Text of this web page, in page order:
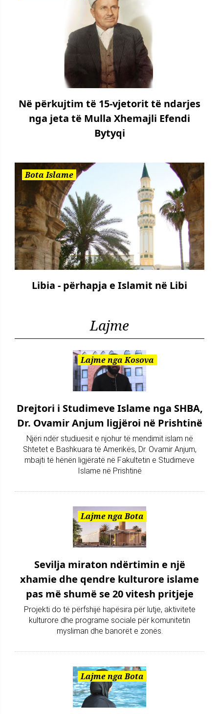
Në përkujtim të 15-vjetorit të ndarjes
nga jeta të Mulla Xhemajli Efendi
Bytyqi
Bota Islame
Libia - përhapja e Islamit në Libi
Lajme
Lajme nga Kosova
Drejtori i Studimeve Islame nga SHBA,
Dr. Ovamir Anjum ligjëroi në Prishtinë
Njëri ndër studiuesit e njohur të mendimit islam në
Shtetet e Bashkuara të Amerikës, Dr. Ovamir Anjum,
mbajti të hënën ligjëratë në Fakultetin e Studimeve
Islame në Prishtinë
Lajme nga Bota
Sevilja miraton ndërtimin e një
xhamie dhe qendre kulturore islame
pas më shumë se 20 vitesh pritjeje
Projekti do të përfshijë hapësira për lutje, aktivitete
kulturore dhe programe sociale për komunitetin
mysliman dhe banorët e zonës.
Lajme nga Bota